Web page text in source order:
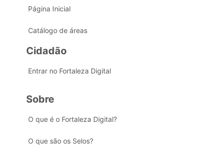
Página Inicial
Catálogo de áreas
Cidadão
Entrar no Fortaleza Digital
Sobre
O que é o Fortaleza Digital?
O que são os Selos?